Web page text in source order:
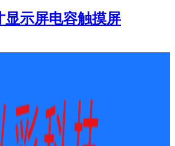
显示屏电容触摸屏